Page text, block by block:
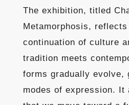
The exhibition, titled
Metamorphosis,
continuation of culture
tradition meets
forms gradually evolve,
modes of expression. It